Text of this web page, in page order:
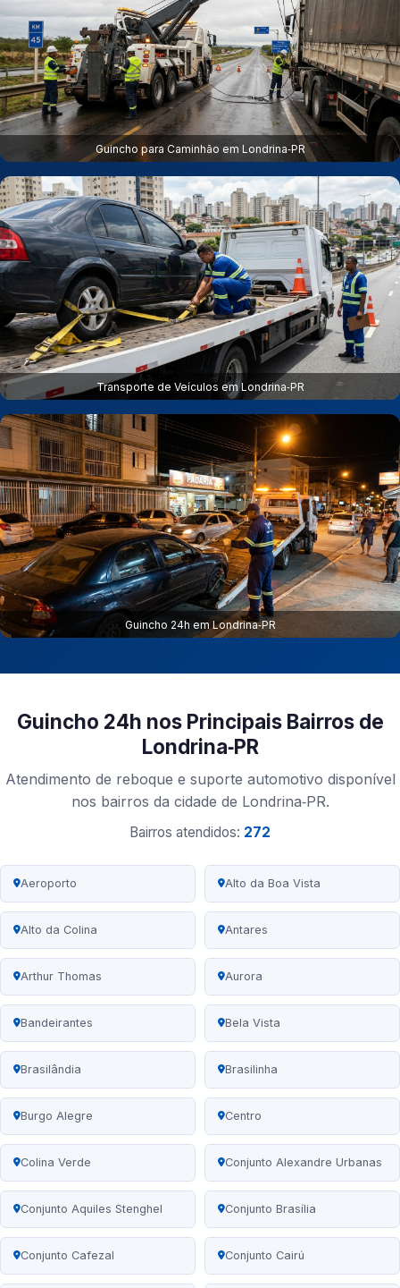
Guincho para Caminhão em Londrina‑PR
Transporte de Veículos em Londrina‑PR
Guincho 24h em Londrina‑PR
Guincho 24h nos Principais Bairros de
Londrina‑PR
Atendimento de reboque e suporte automotivo disponível
nos bairros da cidade de Londrina‑PR.
Bairros atendidos: 272
Aeroporto Alto da Boa Vista
Alto da Colina Antares
Arthur Thomas Aurora
Bandeirantes Bela Vista
Brasilândia Brasilinha
Burgo Alegre Centro
Colina Verde Conjunto Alexandre Urbanas
Conjunto Aquiles Stenghel Conjunto Brasília
Conjunto Cafezal Conjunto Cairú